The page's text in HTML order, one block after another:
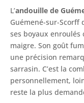
L’andouille de
Guémené-sur-
ses boyaux
maigre. Son goût
une précision
sarrasin. C’est la
personnellement,
reste la plus